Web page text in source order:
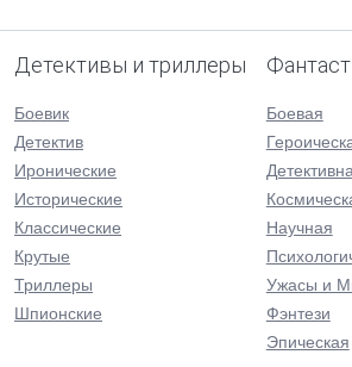
Детективы и триллеры
Боевик
Детектив
Иронические
Исторические
Классические
Крутые
Триллеры
Шпионские
Боевая
Научная
Ужасы и
Фэнтези
Эпическая